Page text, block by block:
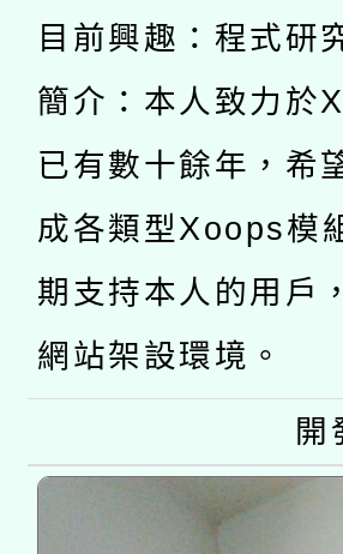
國立臺灣師
年度健康促
業成長研習
函轉國家教
原住民族教
族教育國際
轉知教育部
新北市政府
師專業成長
方素養工作
函轉國立臺
族語言臺北
「族語學習
轉知有關國
文教學共融
件」活動簡章
教育部國民
年度
接種對象擴
接種之民眾
月28日止
目前興趣：程式研
簡介：本人致力於
已有數十餘年，希
成各類型Xoops模
期支持本人的用戶
網站架設環境。
開